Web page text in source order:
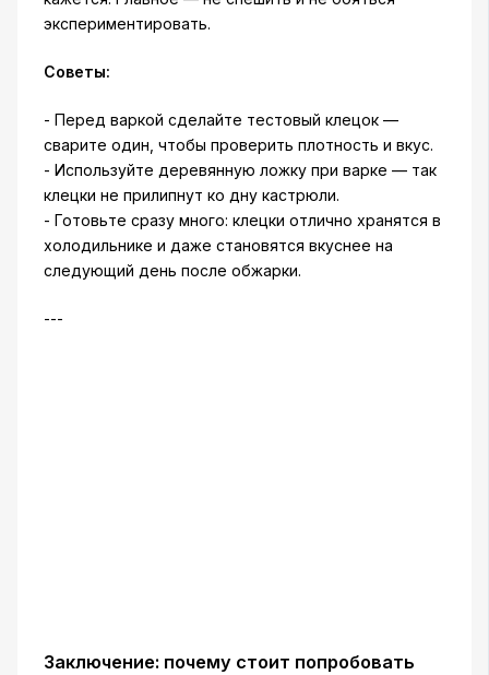
экспериментировать.
Советы:
- Перед варкой сделайте тестовый клецок —
сварите один, чтобы проверить плотность и вкус.
- Используйте деревянную ложку при варке — так
клецки не прилипнут ко дну кастрюли.
- Готовьте сразу много: клецки отлично хранятся в
холодильнике и даже становятся вкуснее на
следующий день после обжарки.
---
Заключение: почему стоит попробовать